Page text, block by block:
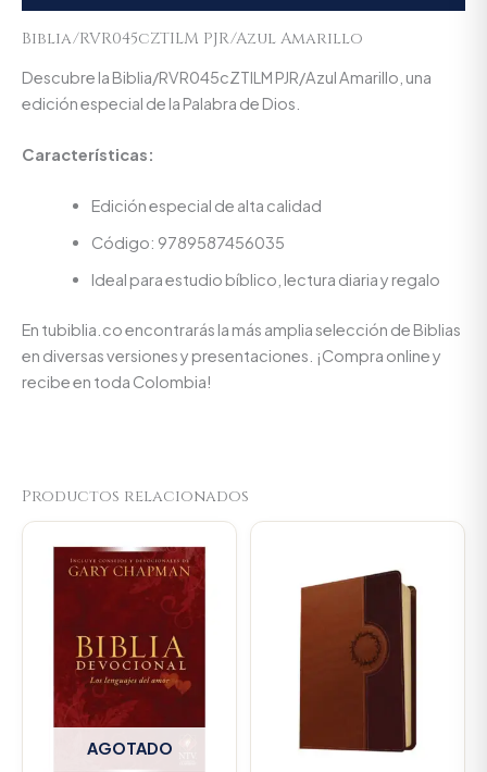
Biblia/RVR045cZTILM PJR/Azul Amarillo
Descubre la Biblia/RVR045cZTILM PJR/Azul Amarillo, una
edición especial de la Palabra de Dios.
Características:
Edición especial de alta calidad
Código: 9789587456035
Ideal para estudio bíblico, lectura diaria y regalo
En tubiblia.co encontrarás la más amplia selección de Biblias
en diversas versiones y presentaciones. ¡Compra online y
recibe en toda Colombia!
Productos relacionados
AGOTADO